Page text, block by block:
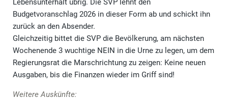
Lebensunterhalt übrig. Die SVP lehnt den
Budgetvoranschlag 2026 in dieser Form ab und schickt ihn
zurück an den Absender.
Gleichzeitig bittet die SVP die Bevölkerung, am nächsten
Wochenende 3 wuchtige NEIN in die Urne zu legen, um dem
Regierungsrat die Marschrichtung zu zeigen: Keine neuen
Ausgaben, bis die Finanzen wieder im Griff sind!
Weitere Auskünfte: